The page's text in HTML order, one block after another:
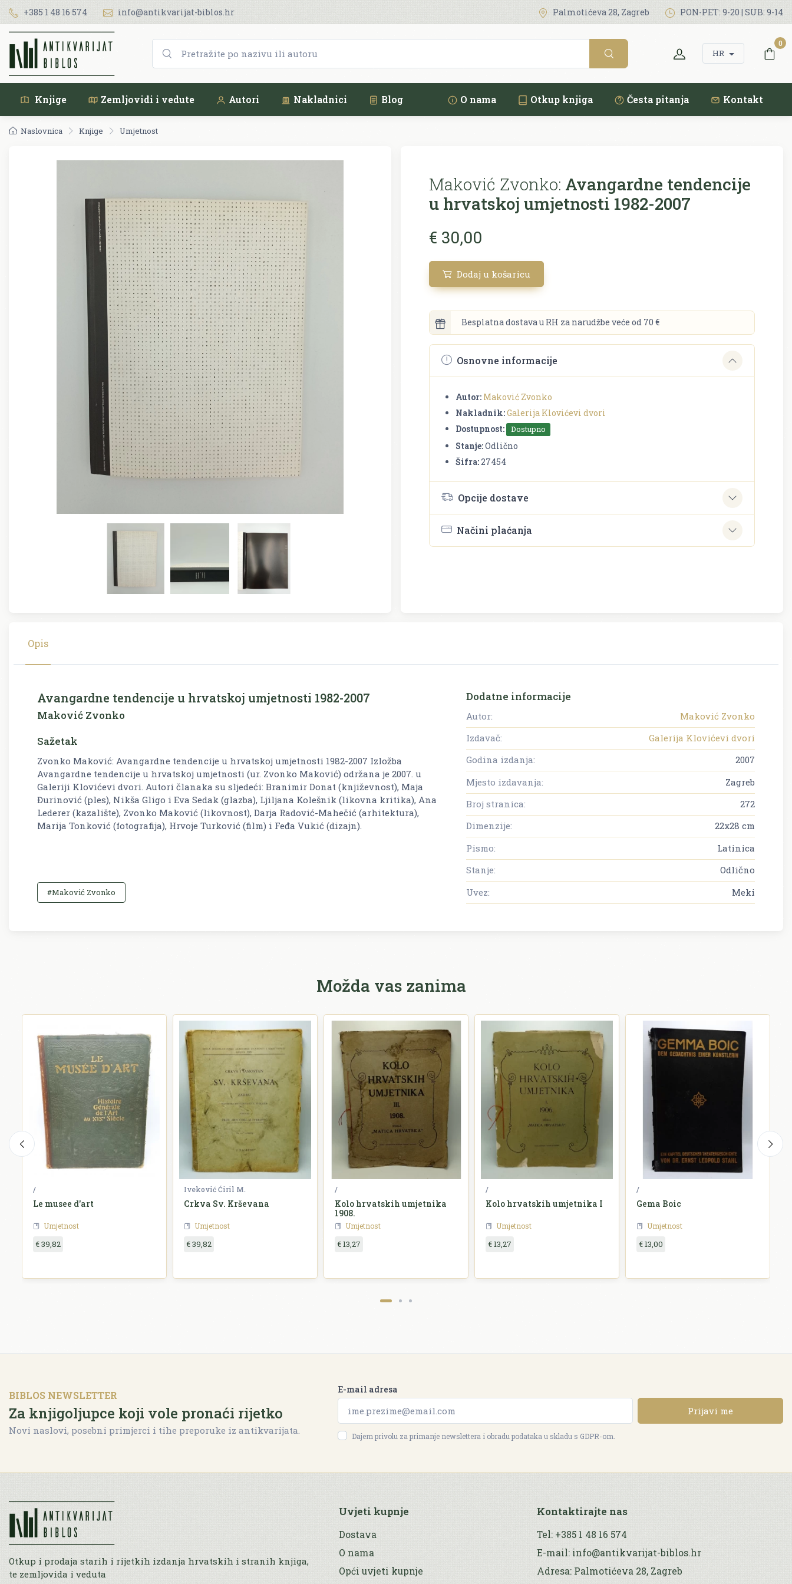
+385 1 48 16 574 info@antikvarijat-biblos.hr Palmotićeva 28, Zagreb PON-PET: 9-20 | SUB: 9-14
HR
0
Knjige Zemljovidi i vedute Autori Nakladnici Blog O nama Otkup knjiga Česta pitanja Kontakt
Naslovnica Knjige Umjetnost
Maković Zvonko: Avangardne tendencije
u hrvatskoj umjetnosti 1982-2007
€ 30,00
Dodaj u košaricu
Besplatna dostava u RH za narudžbe veće od 70 €
Osnovne informacije
Autor: Maković Zvonko
Nakladnik:Galerija Klovićevi dvori
Dostupnost:
Dostupno
Stanje:Odlično
Šifra:27454
Opcije dostave
Načini plaćanja
Opis
Avangardne tendencije u hrvatskoj umjetnosti 1982-2007
Maković Zvonko
Sažetak
Zvonko Maković: Avangardne tendencije u hrvatskoj umjetnosti 1982-2007 Izložba
Avangardne tendencije u hrvatskoj umjetnosti (ur. Zvonko Maković) održana je 2007. u
Galeriji Klovićevi dvori. Autori članaka su sljedeći: Branimir Donat (književnost), Maja
Đurinović (ples), Nikša Gligo i Eva Sedak (glazba), Ljiljana Kolešnik (likovna kritika), Ana
Lederer (kazalište), Zvonko Maković (likovnost), Darja Radović-Mahečić (arhitektura),
Marija Tonković (fotografija), Hrvoje Turković (film) i Feđa Vukić (dizajn).
#Maković Zvonko
Dodatne informacije
Autor:
Maković Zvonko
Izdavač:
Galerija Klovićevi dvori
Godina izdanja:
2007
Mjesto izdavanja:
Zagreb
Broj stranica:
272
Dimenzije:
22x28 cm
Pismo:
Latinica
Stanje:
Odlično
Uvez:
Meki
Možda vas zanima
/
Le musee d'art
Umjetnost
€ 39,82
Iveković Ćiril M.
Crkva Sv. Krševana
Umjetnost
€ 39,82
/
Kolo hrvatskih umjetnika
1908.
Umjetnost
€ 13,27
/
Kolo hrvatskih umjetnika I
Umjetnost
€ 13,27
/
Gema Boic
Umjetnost
€ 13,00
BIBLOS NEWSLETTER
Za knjigoljupce koji vole pronaći rijetko
Novi naslovi, posebni primjerci i tihe preporuke iz antikvarijata.
E-mail adresa
Prijavi me
Dajem privolu za primanje newslettera i obradu podataka u skladu s GDPR-om.
Otkup i prodaja starih i rijetkih izdanja hrvatskih i stranih knjiga,
te zemljovida i veduta
Uvjeti kupnje
Dostava
O nama
Opći uvjeti kupnje
Kontaktirajte nas
Tel: +385 1 48 16 574
E-mail: info@antikvarijat-biblos.hr
Adresa: Palmotićeva 28, Zagreb